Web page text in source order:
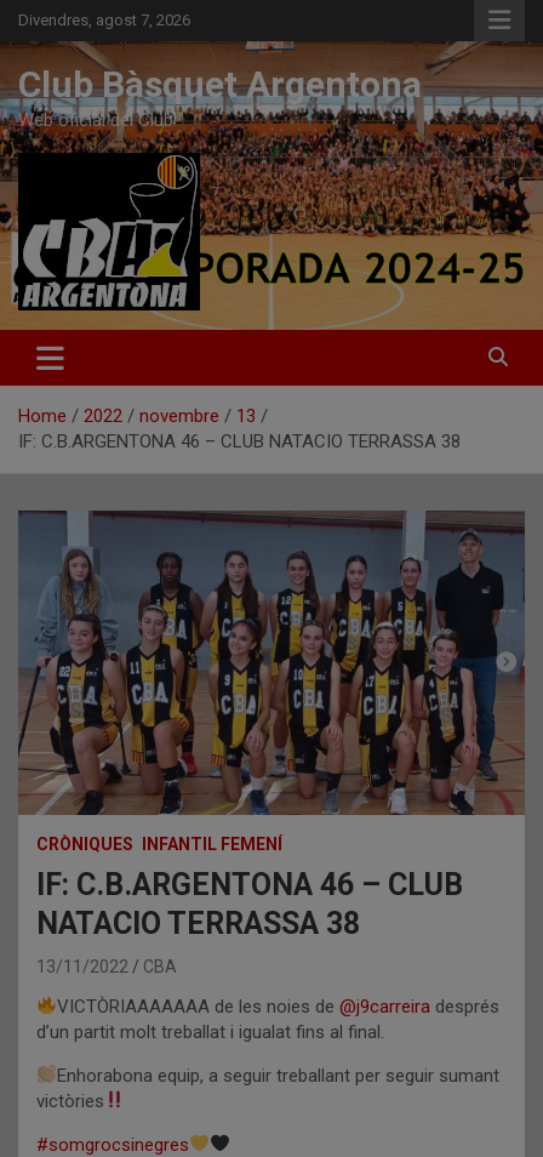
Skip
to
Divendres, agost 7, 2026
Club Bàsquet Argentona
Web oficial del Club
Home 2022 novembre
13
IF: C.B.ARGENTONA 46 – CLUB NATACIO TERRASSA 38
CRÒNIQUES INFANTIL FEMENÍ
IF: C.B.ARGENTONA 46 – CLUB
NATACIO TERRASSA 38
13/11/2022 CBA
VICTÒRIAAAAAAA de les noies de@j9carreira després
d’un partit molt treballat i igualat fins al final.
Enhorabona equip, a seguir treballant per seguir sumant
victòries
#somgrocsinegres